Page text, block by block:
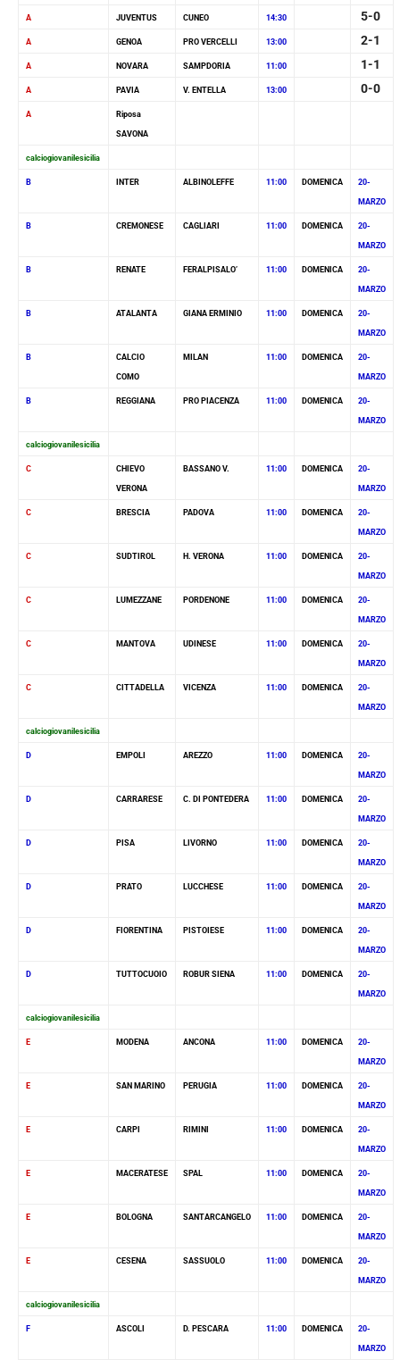
A JUVENTUS CUNEO 14:30 5-0
A GENOA PRO VERCELLI 13:00 2-1
A NOVARA SAMPDORIA 11:00 1-1
A PAVIA V. ENTELLA 13:00 0-0
A Riposa
SAVONA
calciogiovanilesicilia
B INTER ALBINOLEFFE 11:00 DOMENICA 20-
MARZO
B CREMONESE CAGLIARI 11:00 DOMENICA 20-
MARZO
B RENATE FERALPISALO’ 11:00 DOMENICA 20-
MARZO
B ATALANTA GIANA ERMINIO 11:00 DOMENICA 20-
MARZO
B CALCIO
COMO
MILAN 11:00 DOMENICA 20-
MARZO
B REGGIANA PRO PIACENZA 11:00 DOMENICA 20-
MARZO
calciogiovanilesicilia
C CHIEVO
VERONA
BASSANO V. 11:00 DOMENICA 20-
MARZO
C BRESCIA PADOVA 11:00 DOMENICA 20-
MARZO
C SUDTIROL H. VERONA 11:00 DOMENICA 20-
MARZO
C LUMEZZANE PORDENONE 11:00 DOMENICA 20-
MARZO
C MANTOVA UDINESE 11:00 DOMENICA 20-
MARZO
C CITTADELLA VICENZA 11:00 DOMENICA 20-
MARZO
calciogiovanilesicilia
D EMPOLI AREZZO 11:00 DOMENICA 20-
MARZO
D CARRARESE C. DI PONTEDERA 11:00 DOMENICA 20-
MARZO
D PISA LIVORNO 11:00 DOMENICA 20-
MARZO
D PRATO LUCCHESE 11:00 DOMENICA 20-
MARZO
D FIORENTINA PISTOIESE 11:00 DOMENICA 20-
MARZO
D TUTTOCUOIO ROBUR SIENA 11:00 DOMENICA 20-
MARZO
calciogiovanilesicilia
E MODENA ANCONA 11:00 DOMENICA 20-
MARZO
E SAN MARINO PERUGIA 11:00 DOMENICA 20-
MARZO
E CARPI RIMINI 11:00 DOMENICA 20-
MARZO
E MACERATESE SPAL 11:00 DOMENICA 20-
MARZO
E BOLOGNA SANTARCANGELO 11:00 DOMENICA 20-
MARZO
E CESENA SASSUOLO 11:00 DOMENICA 20-
MARZO
calciogiovanilesicilia
F ASCOLI D. PESCARA 11:00 DOMENICA 20-
MARZO